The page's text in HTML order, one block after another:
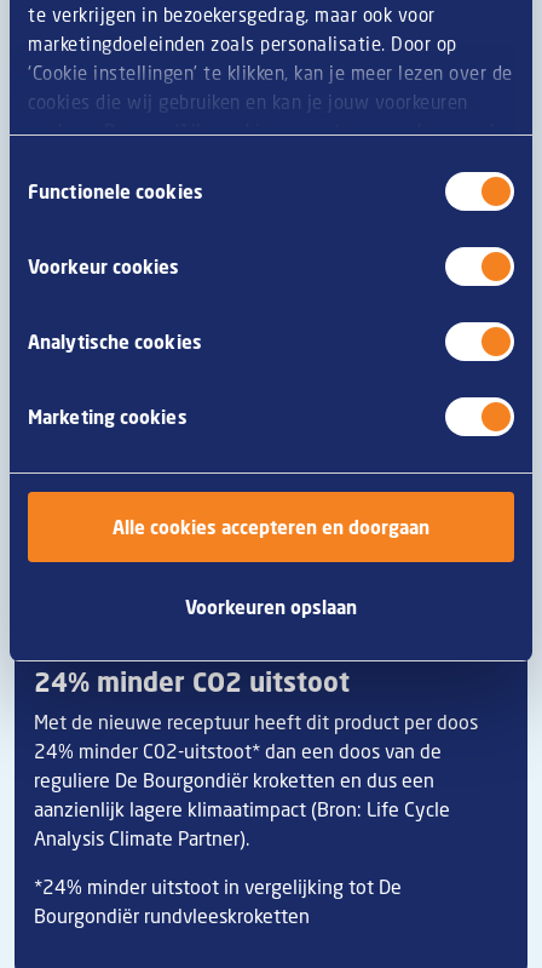
te verkrijgen in bezoekersgedrag, maar ook voor
marketingdoeleinden zoals personalisatie. Door op
‘Cookie instellingen’ te klikken, kan je meer lezen over de
cookies die wij gebruiken en kan je jouw voorkeuren
opslaan. Door op ‘Alle cookies accepteren en doorgaan’
cookies zoals omschreven in onze
Functionele cookies
Voorkeur cookies
Analytische cookies
Marketing cookies
Alle cookies accepteren en doorgaan
Voorkeuren opslaan
Verrijkt met bierbostel vezels
Verrijkt met een plantaardig vezel uit bierbostel. Hierbij
krijgt deze reststroom uit het brouwen van bier een
hoogwaardige tweede bestemming. Bierbostel bestaat
uit de moutrestjes die overblijven na het extraheren
24% minder CO2 uitstoot
Met de nieuwe receptuur heeft dit product per doos
24% minder C02-uitstoot* dan een doos van de
reguliere De Bourgondiër kroketten en dus een
aanzienlijk lagere klimaatimpact (Bron: Life Cycle
Analysis Climate Partner).
*24% minder uitstoot in vergelijking tot De
Bourgondiër rundvleeskroketten